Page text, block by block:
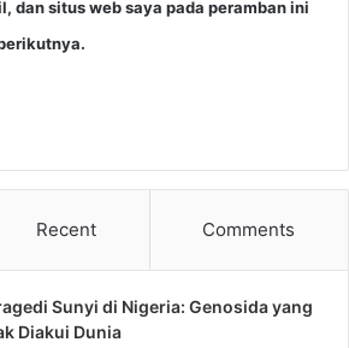
dan situs web saya pada peramban ini
Recent Comments
Sunyi di Nigeria: Genosida yang
Diakui Dunia